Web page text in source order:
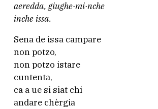
aeredda, giughe·mi·nche
inche issa.
Sena de issa campare
non potzo,
non potzo istare
cuntenta,
ca a ue si siat chi
andare chèrgia